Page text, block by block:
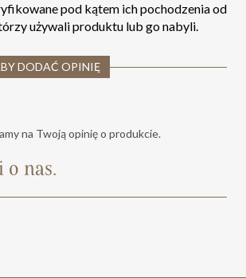
pod kątem ich pochodzenia od
używali produktu lub go nabyli.
DODAĆ OPINIĘ
na Twoją opinię o produkcie.
nas.